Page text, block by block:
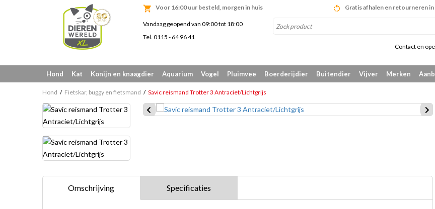
Voor 16:00 uur besteld, morgen in huis Gratis afhalen en retourneren in
Vandaag geopend van 09:00 tot 18:00
Tel. 0115 - 64 96 41
Contact en
Hond Kat Konijn en knaagdier Aquarium Vogel Pluimvee Boerderijdier Buitendier Vijver Merken
Hond Fietskar, buggy en fietsmand Savic reismand Trotter 3 Antraciet/Lichtgrijs
Omschrijving Specificaties